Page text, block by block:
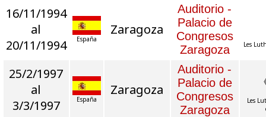
16/11/1994
al
20/11/1994
España
Zaragoza
Auditorio -
Palacio de
Congresos
Zaragoza
Les
25/2/1997
al
3/3/1997
España
Zaragoza
Auditorio -
Palacio de
Congresos
Zaragoza
Les